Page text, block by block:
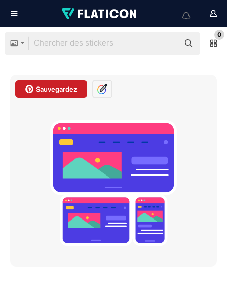
0
Sauvegardez